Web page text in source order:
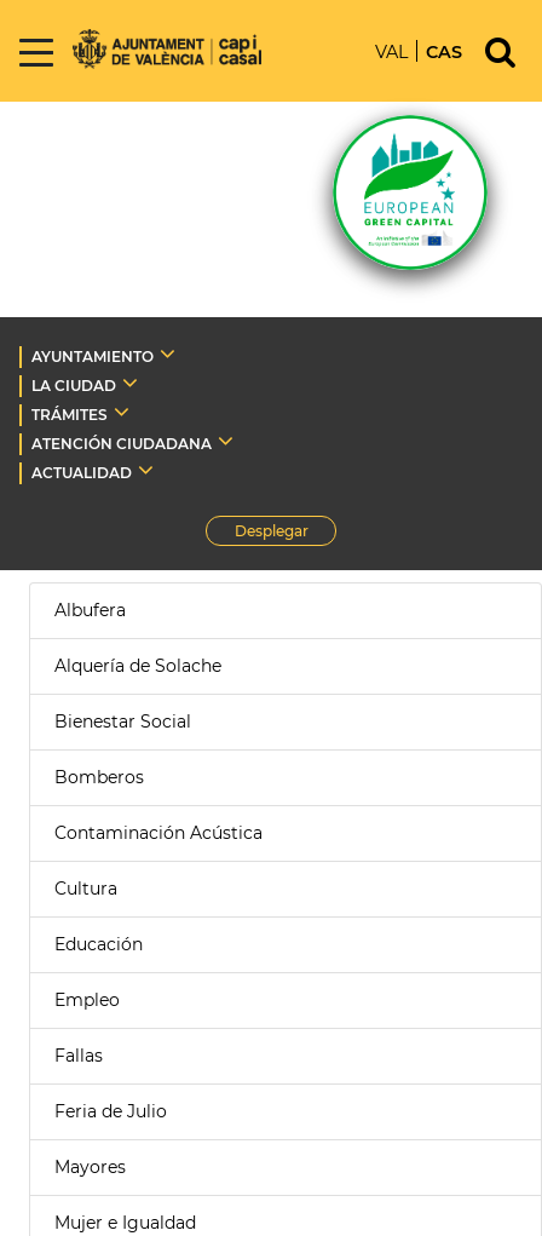
VAL CAS
AYUNTAMIENTO
LA CIUDAD
TRÁMITES
ATENCIÓN CIUDADANA
ACTUALIDAD
Desplegar
Albufera
Alquería de Solache
Bienestar Social
Bomberos
Contaminación Acústica
Cultura
Educación
Empleo
Fallas
Feria de Julio
Mayores
Mujer e Igualdad